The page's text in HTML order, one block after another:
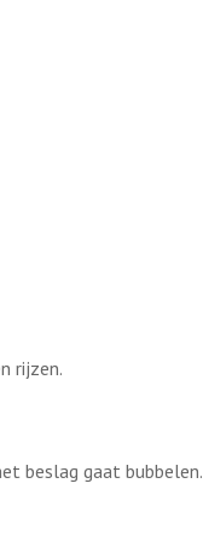
rijzen.
beslag gaat bubbelen.